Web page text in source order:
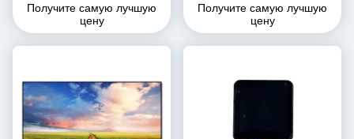
дисплейный модуль 1,54
дюйма OEM/ODM
Получите самую лучшую
цену
дисплей 4,3-дюймовый
цветный ТФТ сенсорный
экран 550cd
Получите самую лучшую
цену